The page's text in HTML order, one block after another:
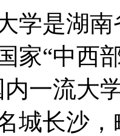
学是湖
家“中西
内一流
城长沙